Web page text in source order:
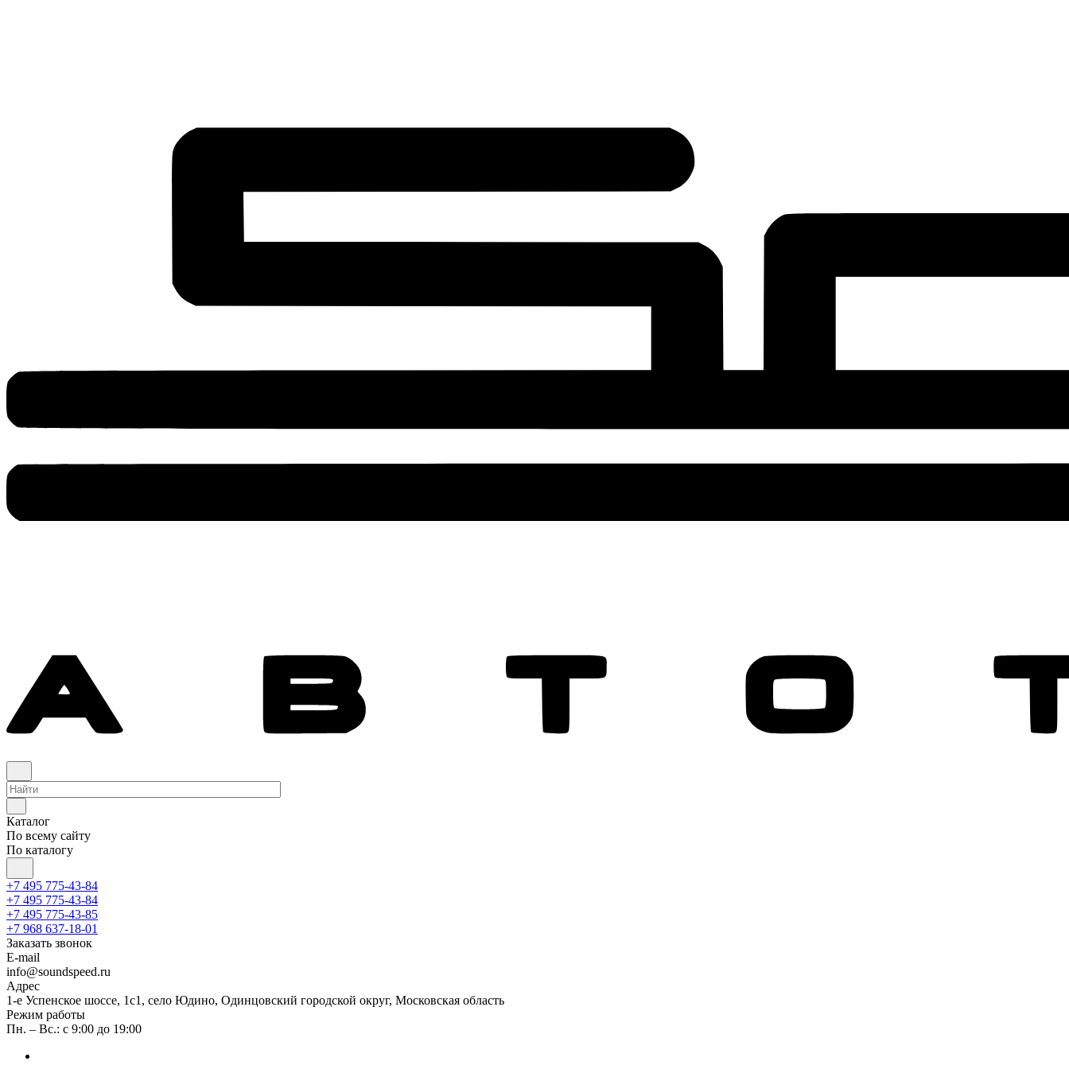
Каталог
По всему сайту
По каталогу
+7 495 775-43-84
+7 495 775-43-84
+7 495 775-43-85
+7 968 637-18-01
Заказать звонок
E-mail
info@soundspeed.ru
Адрес
1-е Успенское шоссе, 1с1, село Юдино, Одинцовский городской округ, Московская область
Режим работы
Пн. – Вс.: с 9:00 до 19:00